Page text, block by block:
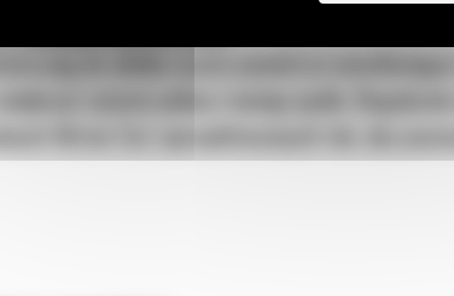
DOLOTOWY
do silnika czyste powietrze
zużycie paliwa i emisję spalin.
filtrów Cat zaprojektowanych tak, aby